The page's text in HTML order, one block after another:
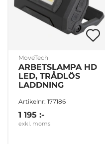
MoveTech
ARBETSLAMPA HD
LED, TRÅDLÖS
LADDNING
Artikelnr: 177186
1 195 :-
exkl. moms